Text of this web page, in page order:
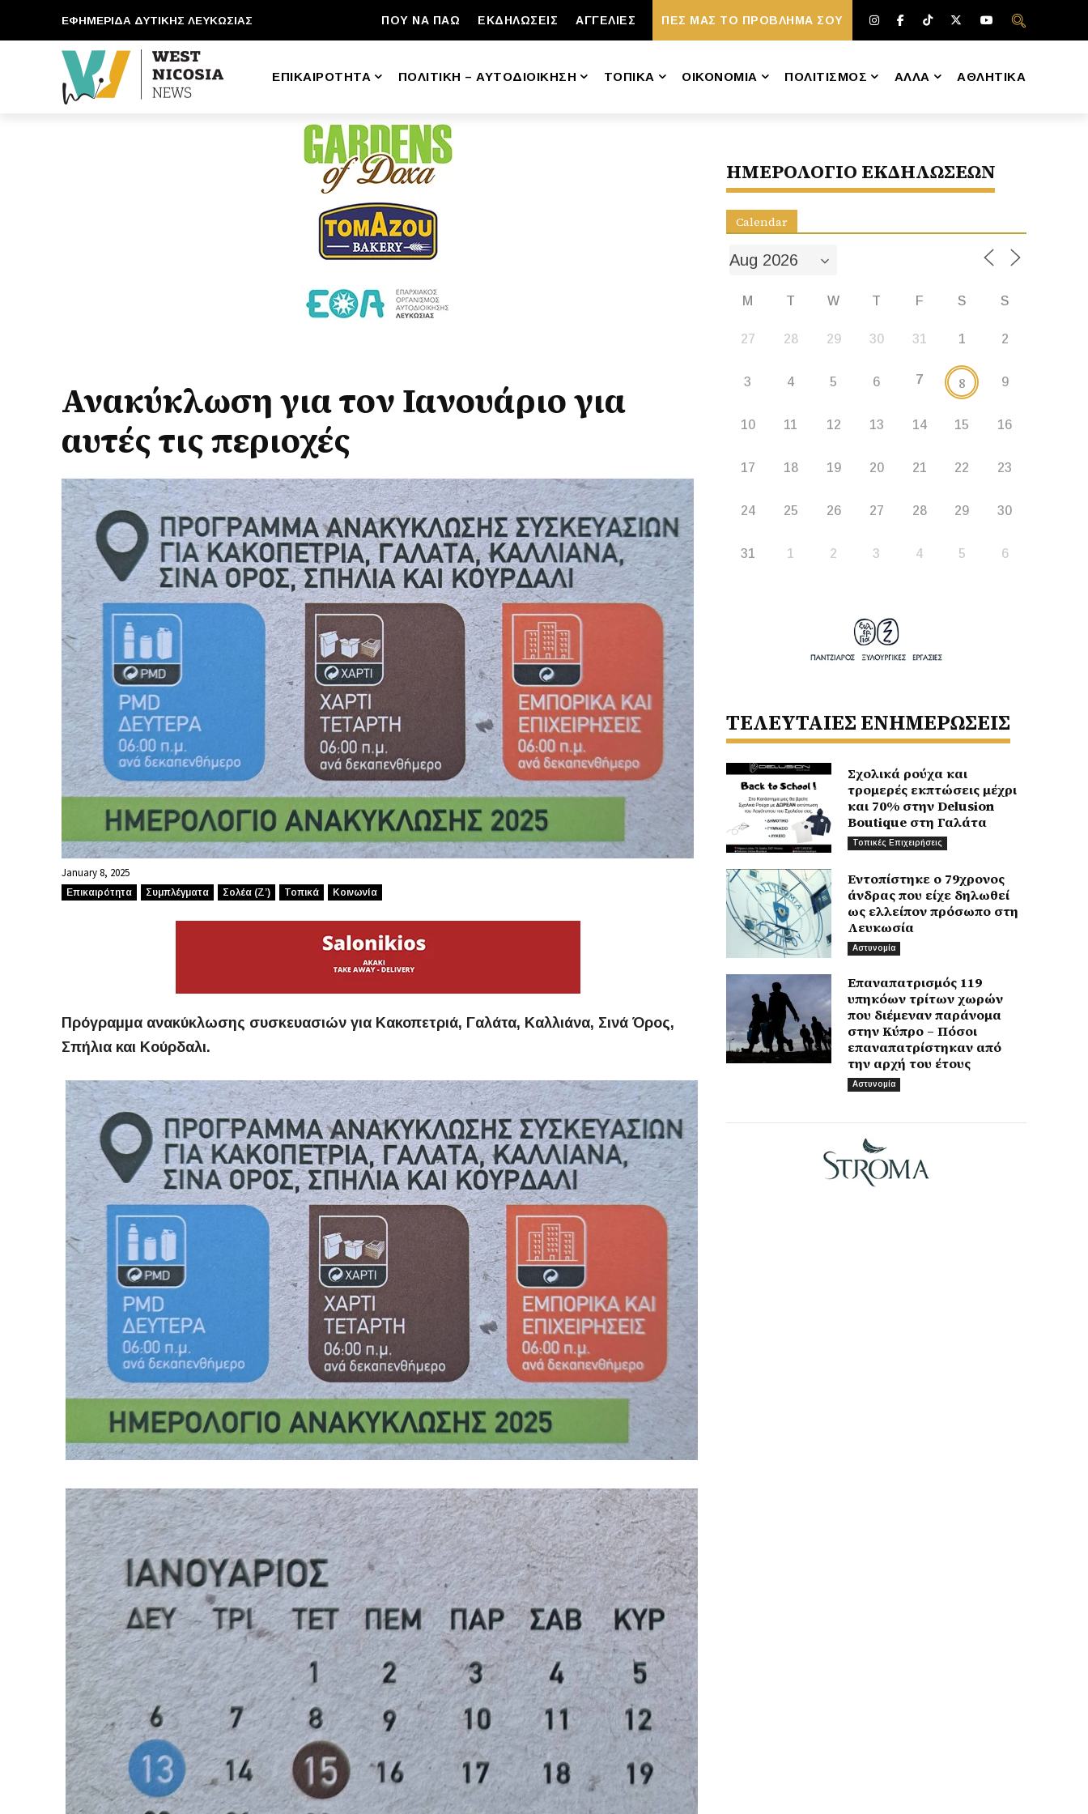
ΕΦΗΜΕΡΙΔΑ ΔΥΤΙΚΗΣ ΛΕΥΚΩΣΙΑΣ ΠΟΥ ΝΑ ΠΑΩ ΕΚΔΗΛΩΣΕΙΣ ΑΓΓΕΛΙΕΣ ΠΕΣ ΜΑΣ ΤΟ ΠΡΟΒΛΗΜΑ ΣΟΥ
ΕΠΙΚΑΙΡΟΤΗΤΑ ΠΟΛΙΤΙΚΗ – ΑΥΤΟΔΙΟΙΚΗΣΗ ΤΟΠΙΚΑ ΟΙΚΟΝΟΜΙΑ ΠΟΛΙΤΙΣΜΟΣ ΑΛΛΑ ΑΘΛΗΤΙΚΑ
Ανακύκλωση για τον Ιανουάριο για
αυτές τις περιοχές
January 8, 2025
Επικαιρότητα Συμπλέγματα Σολέα (Ζ’) Τοπικά Κοινωνία
Πρόγραμμα ανακύκλωσης συσκευασιών για Κακοπετριά, Γαλάτα, Καλλιάνα, Σινά Όρος,
Σπήλια και Κούρδαλι.
ΗΜΕΡΟΛΟΓΙΟ ΕΚΔΗΛΩΣΕΩΝ
Calendar
M T W T F S S
27 28 29 30 31 1 2
3 4 5 6 7 8 9
10 11 12 13 14 15 16
17 18 19 20 21 22 23
24 25 26 27 28 29 30
31 1 2 3 4 5 6
ΤΕΛΕΥΤΑΙΕΣ ΕΝΗΜΕΡΩΣΕΙΣ
Σχολικά ρούχα και
τρομερές εκπτώσεις μέχρι
και 70% στην Delusion
Boutique στη Γαλάτα
Τοπικές Επιχειρήσεις
Εντοπίστηκε ο 79χρονος
άνδρας που είχε δηλωθεί
ως ελλείπον πρόσωπο στη
Λευκωσία
Αστυνομία
Επαναπατρισμός 119
υπηκόων τρίτων χωρών
που διέμεναν παράνομα
στην Κύπρο – Πόσοι
επαναπατρίστηκαν από
την αρχή του έτους
Αστυνομία